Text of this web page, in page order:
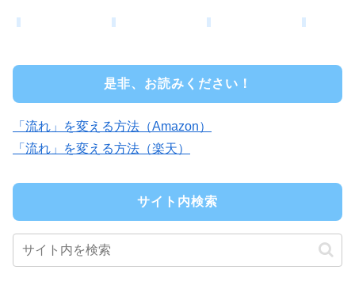
是非、お読みください！
「流れ」を変える方法（Amazon）
「流れ」を変える方法（楽天）
サイト内検索